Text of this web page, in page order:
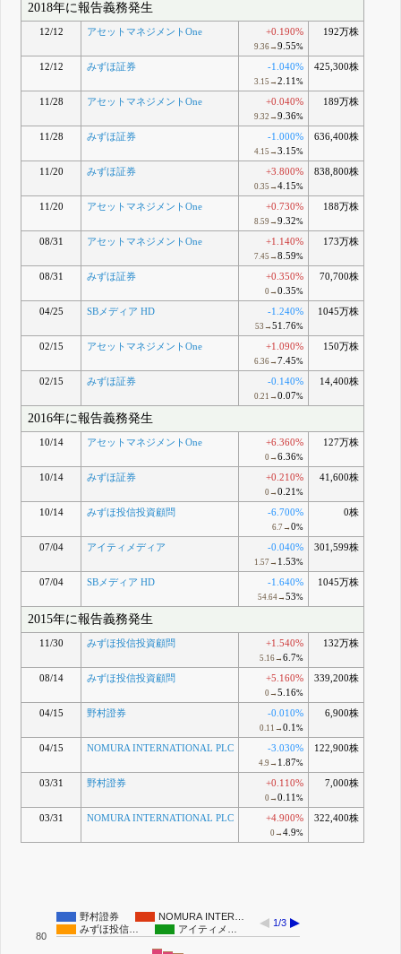
2018年に報告義務発生
12/12 アセットマネジメントOne +0.190%
9.36→ 9.55%
192万株
12/12 みずほ証券 -1.040%
3.15→ 2.11 %
425,300株
11/28 アセットマネジメントOne +0.040%
9.32→ 9.36%
189万株
11/28 みずほ証券 -1.000%
4.15→ 3.15%
636,400株
11/20 みずほ証券 +3.800%
0.35→ 4.15%
838,800株
11/20 アセットマネジメントOne +0.730%
8.59→ 9.32%
188万株
08/31 アセットマネジメントOne +1.140%
7.45→ 8.59%
173万株
08/31 みずほ証券 +0.350%
0→ 0.35%
70,700株
04/25 SBメディア HD -1.240%
53→ 51.76%
1045万株
02/15 アセットマネジメントOne +1.090%
6.36→ 7.45%
150万株
02/15 みずほ証券 -0.140%
0.21→ 0.07%
14,400株
2016年に報告義務発生
10/14 アセットマネジメントOne +6.360%
0→ 6.36%
127万株
10/14 みずほ証券 +0.210%
0→ 0.21 %
41,600株
10/14 みずほ投信投資顧問 -6.700%
6.7→ 0%
0株
07/04 アイティメディア -0.040%
1.57→ 1.53%
301,599株
07/04 SBメディア HD -1.640%
54.64→ 53%
1045万株
2015年に報告義務発生
11/30 みずほ投信投資顧問 +1.540%
5.16→ 6.7%
132万株
08/14 みずほ投信投資顧問 +5.160%
0→ 5.16%
339,200株
04/15 野村證券 -0.010%
0.11→ 0.1 %
6,900株
04/15 NOMURA INTERNATIONAL PLC -3.030%
4.9→ 1.87%
122,900株
03/31 野村證券 +0.110%
0→ 0.11 %
7,000株
03/31 NOMURA INTERNATIONAL PLC +4.900%
0→ 4.9%
322,400株
野村證券 NOMURA INTER…
みずほ投信… アイティメ…
1/3
80